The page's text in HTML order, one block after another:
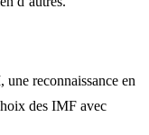
reconnaissance en
des IMF avec